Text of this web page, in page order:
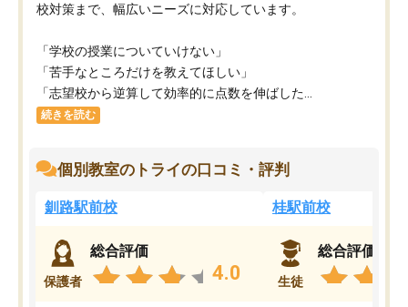
校対策まで、幅広いニーズに対応しています。​
「学校の授業についていけない」​
「苦手なところだけを教えてほしい」​
「志望校から逆算して効率的に点数を伸ばした...
続きを読む
個別教室のトライの口コミ・評判
釧路駅前校
保護者
総合評価
4.0
桂駅前校
生徒
総合評価